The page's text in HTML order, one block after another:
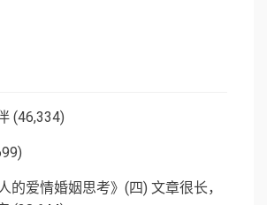
(46,334)
的爱情婚姻思考》(四) 文章很长，